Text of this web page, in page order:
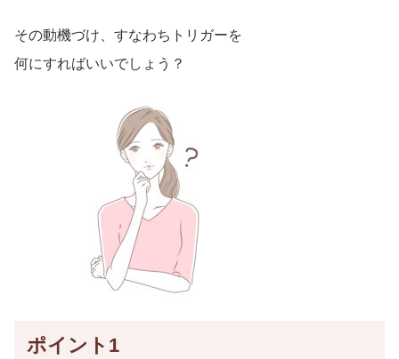
その動機づけ、すなわちトリガーを
何にすればいいでしょう？
ポイント1